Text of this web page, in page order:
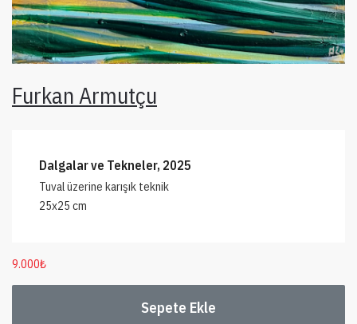
Furkan Armutçu
Dalgalar ve Tekneler, 2025
Tuval üzerine karışık teknik
25x25 cm
9.000₺
Sepete Ekle